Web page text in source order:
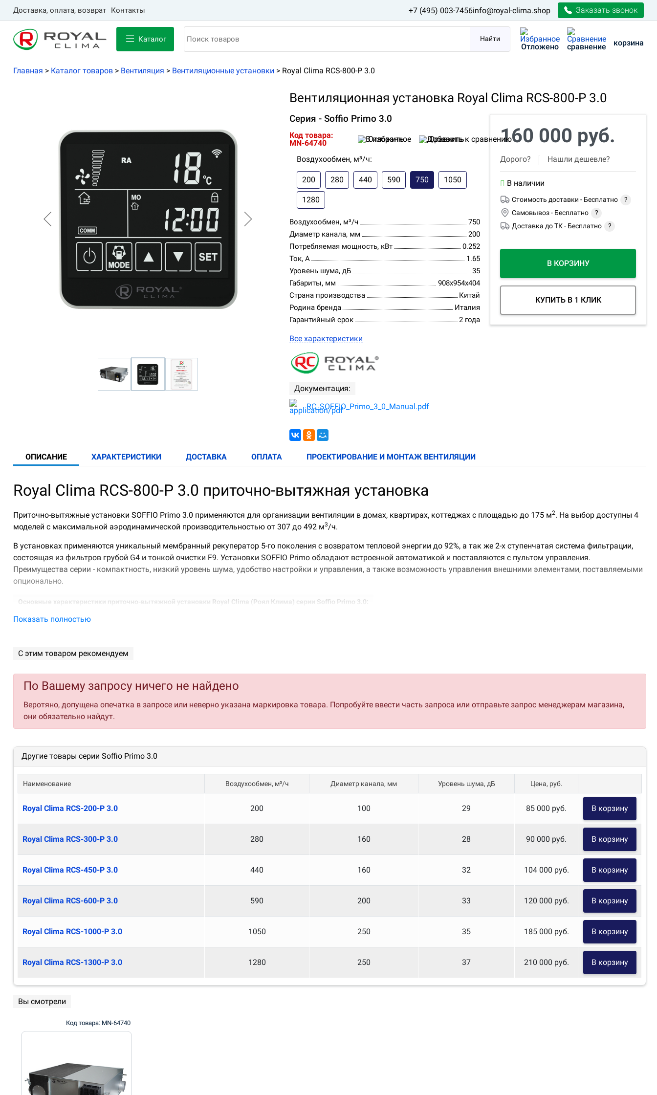
Доставка, оплата, возврат Контакты +7 (495) 003-7456info@royal-clima.shop Заказать звонок
Каталог Найти
Отложено сравнение корзина
Главная > Каталог товаров > Вентиляция > Вентиляционные установки > Royal Clima RCS-800-P 3.0
Вентиляционная установка Royal Clima RCS-800-P 3.0
Серия - Soffio Primo 3.0
Код товара:
MN-64740
Отложить Сравнить
Воздухообмен, м³/ч:
200 280 440 590 750 1050
1280
Воздухообмен, м³/ч
750
Диаметр канала, мм
200
Потребляемая мощность, кВт
0.252
Ток, А
1.65
Уровень шума, дБ
35
Габариты, мм
908x954x404
Страна производства
Китай
Родина бренда
Италия
Гарантийный срок
2 года
Все характеристики
Документация:
RC_SOFFIO_Primo_3_0_Manual.pdf
160 000 руб.
Дорого? Нашли дешевле?
В наличии
Стоимость доставки - Бесплатно
?
Самовывоз - Бесплатно
?
Доставка до ТК - Бесплатно ?
В КОРЗИНУ
КУПИТЬ В 1 КЛИК
ОПИСАНИЕ ХАРАКТЕРИСТИКИ ДОСТАВКА ОПЛАТА ПРОЕКТИРОВАНИЕ И МОНТАЖ ВЕНТИЛЯЦИИ
Royal Clima RCS-800-P 3.0 приточно-вытяжная установка
Приточно-вытяжные установки SOFFIO Primo 3.0 применяются для организации вентиляции в домах, квартирах, коттеджах с площадью до 175 м2. На выбор доступны 4
моделей с максимальной аэродинамической производительностью от 307 до 492 м3/ч.
В установках применяются уникальный мембранный рекуператор 5-го поколения с возвратом тепловой энергии до 92%, а так же 2-х ступенчатая система фильтрации,
состоящая из фильтров грубой G4 и тонкой очистки F9. Установки SOFFIO Primo обладают встроенной автоматикой и поставляются с пультом управления.
Преимущества серии - компактность, низкий уровень шума, удобство настройки и управления, а также возможность управления внешними элементами, поставляемыми
опционально.
Основные характеристики приточно-вытяжной установки Royal Clima (Роял Клима) серии Soffio Primo 3.0:
Эффективность рекуперации до 92%
Увлажнение приточного воздуха благодаря гидрофильному покрытию мембранного рекуператора
Компактная конструкция с минимальной высотой от 264 мм
Универсальный монтаж - горизонтальный (стандартно или в перевернутом положении) или вертикальный
Минимальный уровень шума - от 25 дБ(А)
Энергоэффективные многоскоростные DC-двигатели вентиляторов
Подключение к системе диспетчеризации через протокол Modbus
Возможность подключения предварительного и основного электрического нагревателя
Система управления предусматривает специальные режимы работы при низких температурах воздуха
Опциональный Wi-Fi модуль для управления со смартфона
Многоуровневый недельный таймер
Показать полностью
С этим товаром рекомендуем
По Вашему запросу ничего не найдено
Веротяно, допущена опечатка в запросе или неверно указана маркировка товара. Попробуйте ввести часть запроса или отправьте запрос менеджерам магазина,
они обязательно найдут.
Другие товары серии Soffio Primo 3.0
Наименование Воздухообмен, м³/ч Диаметр канала, мм Уровень шума, дБ Цена, руб.
Royal Clima RCS-200-P 3.0 200 100 29 85 000 руб. В корзину
Royal Clima RCS-300-P 3.0 280 160 28 90 000 руб. В корзину
Royal Clima RCS-450-P 3.0 440 160 32 104 000 руб. В корзину
Royal Clima RCS-600-P 3.0 590 200 33 120 000 руб. В корзину
Royal Clima RCS-1000-P 3.0 1050 250 35 185 000 руб. В корзину
Royal Clima RCS-1300-P 3.0 1280 250 37 210 000 руб. В корзину
Вы смотрели
Код товара: MN-64740